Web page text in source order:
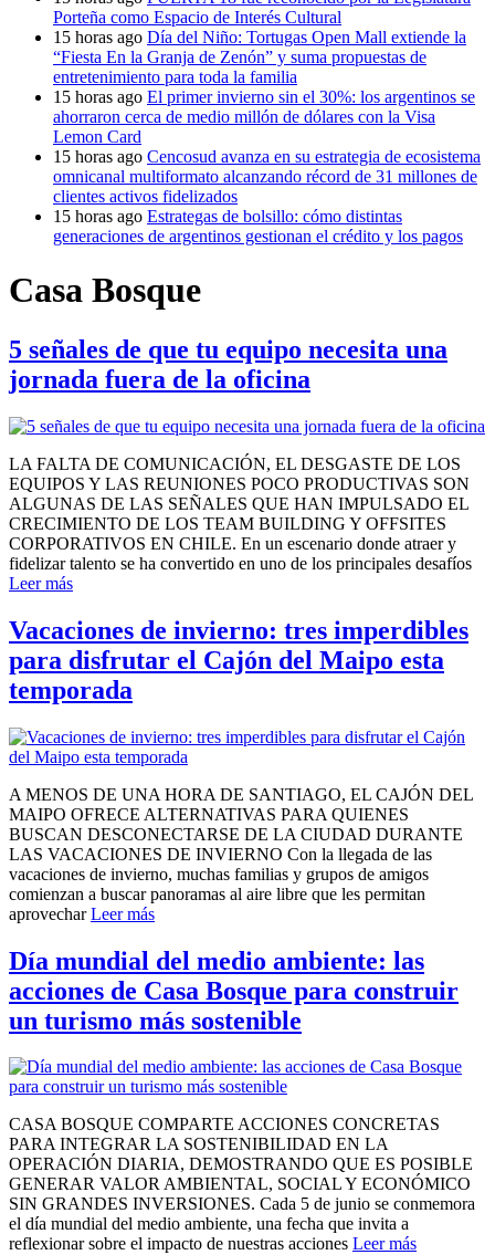
Porteña como Espacio de Interés Cultural
15 horas ago Día del Niño: Tortugas Open Mall extiende la
“Fiesta En la Granja de Zenón” y suma propuestas de
entretenimiento para toda la familia
15 horas ago El primer invierno sin el 30%: los argentinos se
ahorraron cerca de medio millón de dólares con la Visa
Lemon Card
15 horas ago Cencosud avanza en su estrategia de ecosistema
omnicanal multiformato alcanzando récord de 31 millones de
clientes activos fidelizados
15 horas ago Estrategas de bolsillo: cómo distintas
generaciones de argentinos gestionan el crédito y los pagos
Casa Bosque
5 señales de que tu equipo necesita una
jornada fuera de la oficina
LA FALTA DE COMUNICACIÓN, EL DESGASTE DE LOS
EQUIPOS Y LAS REUNIONES POCO PRODUCTIVAS SON
ALGUNAS DE LAS SEÑALES QUE HAN IMPULSADO EL
CRECIMIENTO DE LOS TEAM BUILDING Y OFFSITES
CORPORATIVOS EN CHILE. En un escenario donde atraer y
fidelizar talento se ha convertido en uno de los principales desafíos
Leer más
Vacaciones de invierno: tres imperdibles
para disfrutar el Cajón del Maipo esta
temporada
A MENOS DE UNA HORA DE SANTIAGO, EL CAJÓN DEL
MAIPO OFRECE ALTERNATIVAS PARA QUIENES
BUSCAN DESCONECTARSE DE LA CIUDAD DURANTE
LAS VACACIONES DE INVIERNO Con la llegada de las
vacaciones de invierno, muchas familias y grupos de amigos
comienzan a buscar panoramas al aire libre que les permitan
aprovecharLeer más
Día mundial del medio ambiente: las
acciones de Casa Bosque para construir
un turismo más sostenible
CASA BOSQUE COMPARTE ACCIONES CONCRETAS
PARA INTEGRAR LA SOSTENIBILIDAD EN LA
OPERACIÓN DIARIA, DEMOSTRANDO QUE ES POSIBLE
GENERAR VALOR AMBIENTAL, SOCIAL Y ECONÓMICO
SIN GRANDES INVERSIONES. Cada 5 de junio se conmemora
el día mundial del medio ambiente, una fecha que invita a
reflexionar sobre el impacto de nuestras acciones Leer más